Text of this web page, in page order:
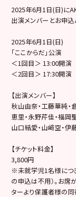
2025年6月1日(日)に
出演メンバーとお申込
2025年6月1日(日)
「ここからだ」公演
＜1回目＞ 13:00開演
＜2回目＞ 17:30開
【出演メンバー】
秋山由奈・工藤華純・
恵里・永野芹佳・福岡
山口結愛・山﨑空・伊
【チケット料金】
3,800円
※未就学児1名様につ
の申込は不用）。お席
ターより保護者様の同